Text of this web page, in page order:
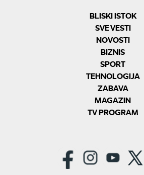
BLISKI ISTOK
SVE VESTI
NOVOSTI
BIZNIS
SPORT
TEHNOLOGIJA
ZABAVA
MAGAZIN
TV PROGRAM